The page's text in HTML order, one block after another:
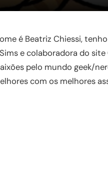
é Beatriz Chiessi,
e colaboradora do
pelo mundo geek/
com os melhores